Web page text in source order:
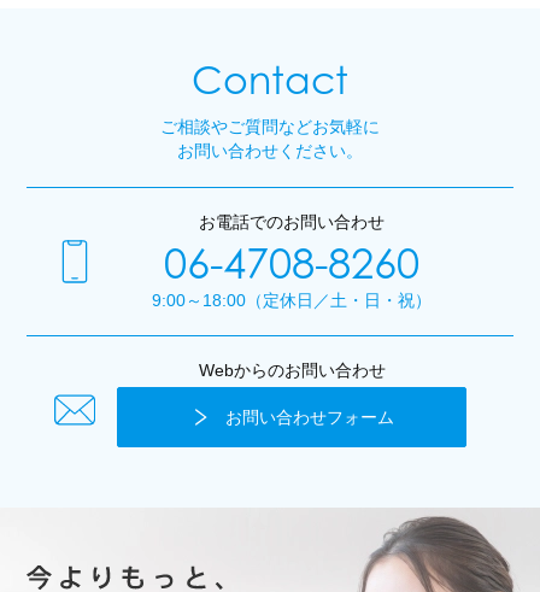
Contact
ご相談やご質問などお気軽に
お問い合わせください。
お電話でのお問い合わせ
06-4708-8260
9:00～18:00（定休日／土・日・祝）
Webからのお問い合わせ
お問い合わせフォーム